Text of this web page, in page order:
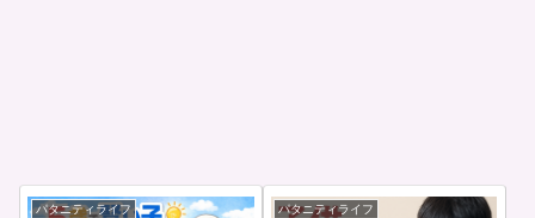
パタニティライフ パタニティライフ